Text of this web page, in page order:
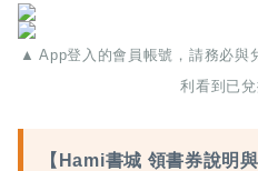
▲ App登入的會員帳號，請務必與
利看到已兌
【Hami書城 領書券說明